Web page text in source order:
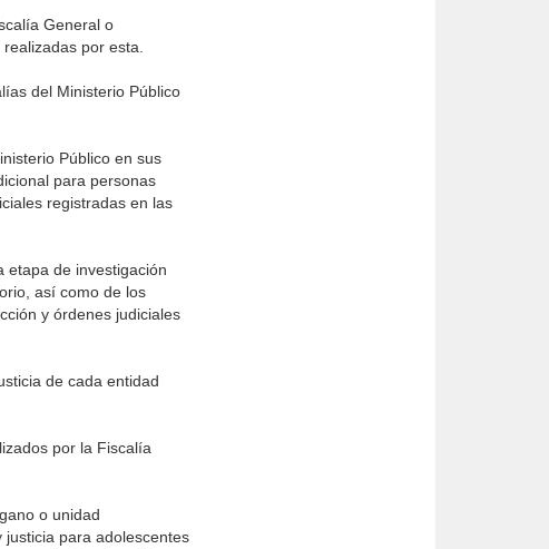
General o
por esta.
del Ministerio Público
Público en sus
para personas
registradas en las
etapa de investigación
así como de los
y órdenes judiciales
de cada entidad
por la Fiscalía
o unidad
para adolescentes